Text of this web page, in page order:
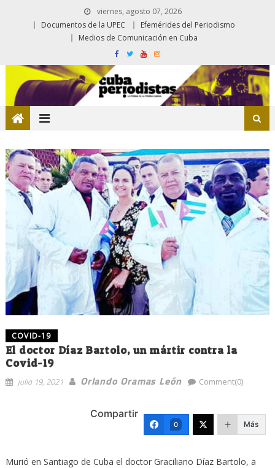
viernes, agosto 07, 2026
Documentos de la UPEC
Efemérides del Periodismo
Medios de Comunicación en Cuba
COVID-19
El doctor Díaz Bartolo, un mártir contra la
Covid-19
julio 19, 2021 Orlando Oramas León Comment(0)
Compartir
0 Más
Murió en Santiago de Cuba el doctor Graciliano Díaz Bartolo, a